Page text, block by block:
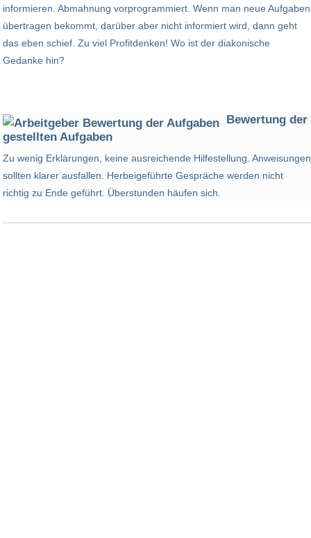
informieren. Abmahnung vorprogrammiert. Wenn man neue Aufgaben
übertragen bekommt, darüber aber nicht informiert wird, dann geht
das eben schief. Zu viel Profitdenken! Wo ist der diakonische
Gedanke hin?
Bewertung der
gestellten Aufgaben
Zu wenig Erklärungen, keine ausreichende Hilfestellung. Anweisungen
sollten klarer ausfallen. Herbeigeführte Gespräche werden nicht
richtig zu Ende geführt. Überstunden häufen sich.